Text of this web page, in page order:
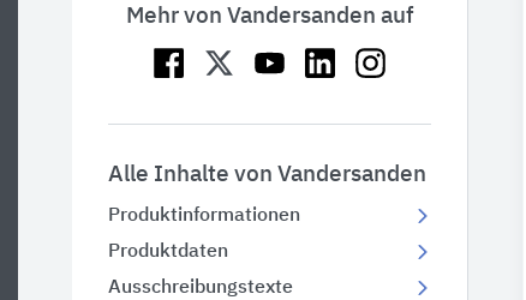
Mehr von Vandersanden auf
Alle Inhalte von Vandersanden
Produktinformationen
Produktdaten
Ausschreibungstexte